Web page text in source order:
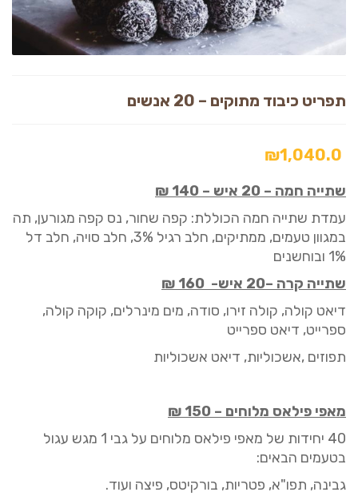
תפריט כיבוד מתוקים – 20 אנשים
₪1,040.0
שתייה חמה –
–
140 ₪
עמדת שתייה חמה הכוללת: קפה שחור, נס קפה מגורען, תה
במגוון טעמים, ממתיקים, חלב רגיל 3%, חלב סויה , חלב דל
1% ובוחשנים
שתייה קרה –20 איש-
160 ₪
דיאט קולה, קולה זירו, סודה, מים מינרלים, קוקה קולה,
ספרייט, דיאט ספרייט
תפוזים ,אשכוליות, דיאט אשכוליות
מאפי פילאס מלוחים –
150
₪
40 יחידות של מאפי פילאס מלוחים על גבי 1
מגש עגול
בטעמים הבאים:
גבינה, תפו"א, פטריות, בורקיטס, פיצה ועוד.